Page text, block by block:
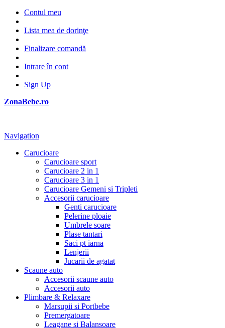
Contul meu
Lista mea de dorinţe
Finalizare comandă
Intrare în cont
Sign Up
ZonaBebe.ro
Navigation
Carucioare
Carucioare sport
Carucioare 2 in 1
Carucioare 3 in 1
Carucioare Gemeni si Tripleti
Accesorii carucioare
Genti carucioare
Pelerine ploaie
Umbrele soare
Plase tantari
Saci pt iarna
Lenjerii
Jucarii de agatat
Scaune auto
Accesorii scaune auto
Accesorii auto
Plimbare & Relaxare
Marsupii si Portbebe
Premergatoare
Leagane si Balansoare